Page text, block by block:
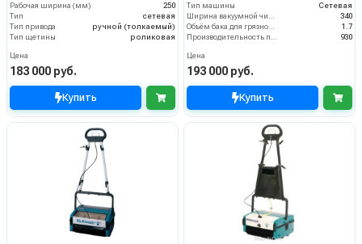
Рабочая ширина (мм)
250
Тип
сетевая
Тип привода
ручной (толкаемый)
Тип щетины
роликовая
Цена
183 000 руб.
Купить
Тип машины
Сетевая
340
1.7
930
Цена
193 000 руб.
Купить